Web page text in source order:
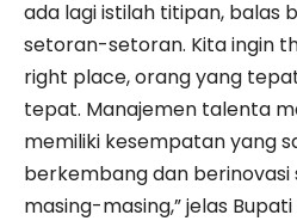
ada lagi istilah titipan, balas
setoran-setoran. Kita ingin
right place, orang yang
tepat. Manajemen talenta
memiliki kesempatan yang
berkembang dan berinovasi
masing-masing,” jelas Bupati